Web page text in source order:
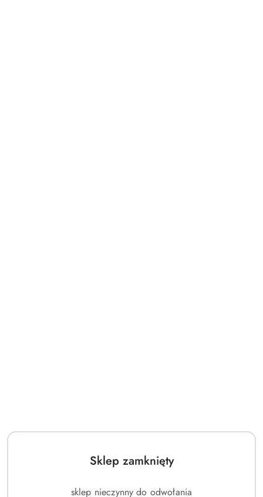
Sklep zamknięty
sklep nieczynny do odwołania